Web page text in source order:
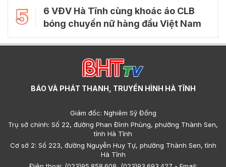
5
6 VĐV Hà Tĩnh cùng khoác áo CLB
bóng chuyền nữ hàng đầu Việt Nam
BÁO VÀ PHÁT THANH, TRUYỀN HÌNH HÀ TĨNH
Giám đốc: Nghiêm Sỹ Đống
Trụ sở chính: Số 22, đường Phan Đình Phùng, phường Thành Sen,
tỉnh Hà Tĩnh
Cơ sở 2: Số 223, đường Nguyễn Huy Tự, phường Thành Sen, tỉnh
Hà Tĩnh